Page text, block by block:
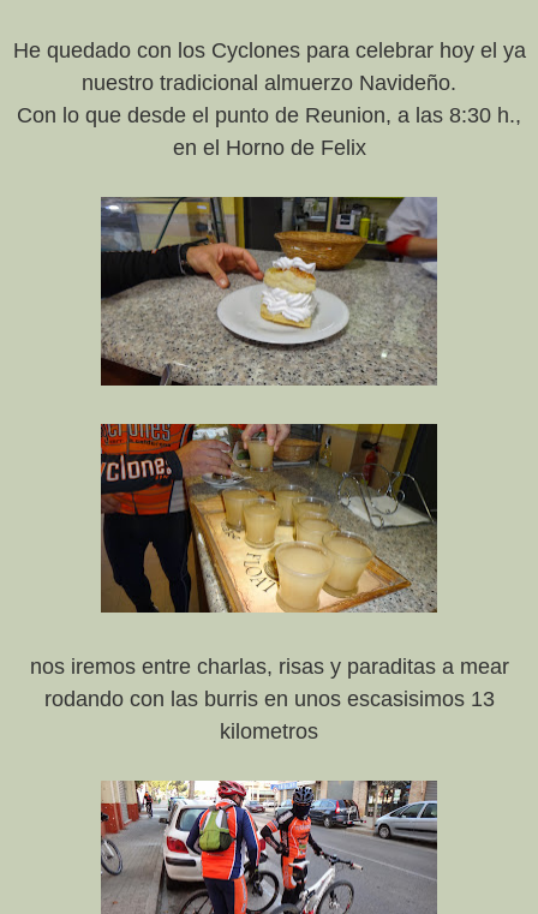
He quedado con los Cyclones para celebrar hoy el ya
nuestro tradicional almuerzo Navideño.
Con lo que desde el punto de Reunion, a las 8:30 h.,
en el Horno de Felix
nos iremos entre charlas, risas y paraditas a mear
rodando con las burris en unos escasisimos 13
kilometros